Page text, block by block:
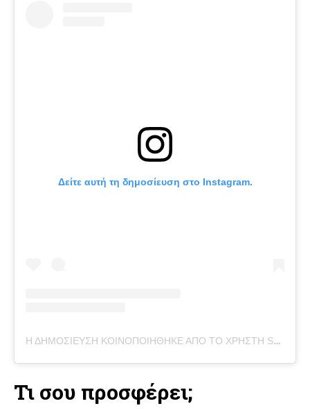
Δείτε αυτή τη δημοσίευση στο Instagram.
Η ΔΗΜΟΣΊΕΥΣΗ ΚΟΙΝΟΠΟΙΉΘΗΚΕ ΑΠΌ ΤΟ ΧΡΉΣΤΗ SMOOTHIES | AÇAI BOWLS | COFFEE | PROTEIN SHAKES (@FUAKI.LB)
Τι σου προσφέρει;